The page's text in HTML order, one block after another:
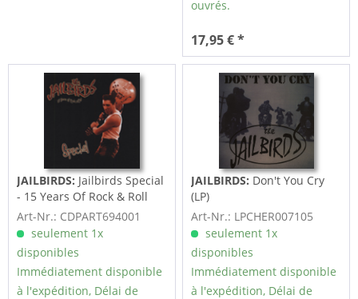
ouvrés.
17,95 € *
JAILBIRDS: Jailbirds Special
- 15 Years Of Rock & Roll
Art-Nr.: CDPART694001
seulement 1x
disponibles
Immédiatement disponible
à l'expédition, Délai de
JAILBIRDS: Don't You Cry
(LP)
Art-Nr.: LPCHER007105
seulement 1x
disponibles
Immédiatement disponible
à l'expédition, Délai de